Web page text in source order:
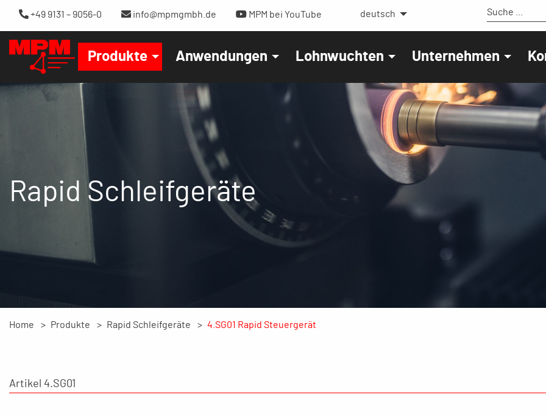
+49 9131 – 9056-0 info@mpmgmbh.de MPM bei YouTube deutsch
Produkte Anwendungen Lohnwuchten Unternehmen
Rapid Schleifgeräte
Home Produkte Rapid Schleifgeräte 4.SG01 Rapid Steuergerät
Artikel 4.SG01